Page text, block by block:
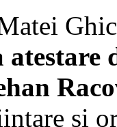
atestare
și